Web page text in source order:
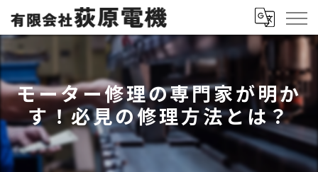
モーター修理の専門家が明か
す！必見の修理方法とは？